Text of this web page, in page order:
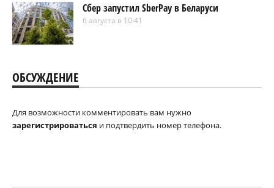
Сбер запустил SberPay в Беларуси
6 августа в 10:41
ОБСУЖДЕНИЕ
Для возможности комментировать вам нужно
зарегистрироваться и подтвердить номер телефона.